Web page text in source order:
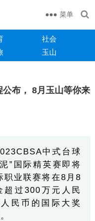
菜单
社会
玉山
布， 8月玉山等你来
中式台球
”国际精英赛即将
职业联赛将在8月8
超过300 万元 人民
民币的国际大奖